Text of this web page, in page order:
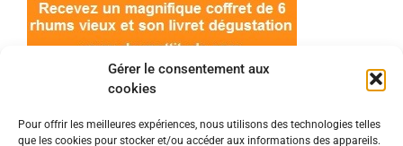
Gérer le consentement aux
cookies
Pour offrir les meilleures expériences, nous utilisons des technologies telles
que les cookies pour stocker et/ou accéder aux informations des appareils.